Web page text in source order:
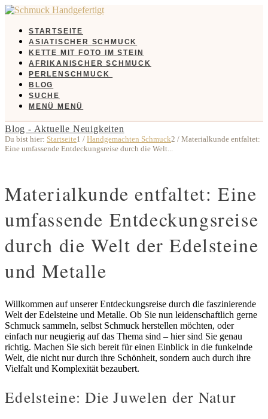
STARTSEITE
ASIATISCHER SCHMUCK
KETTE MIT FOTO IM STEIN
AFRIKANISCHER SCHMUCK
PERLENSCHMUCK
BLOG
SUCHE
MENÜ
MENÜ
Blog - Aktuelle Neuigkeiten
Du bist hier: Startseite1 / Handgemachten Schmuck2 / Materialkunde entfaltet:
Eine umfassende Entdeckungsreise durch die Welt...
Materialkunde entfaltet: Eine
umfassende Entdeckungsreise
durch die Welt der Edelsteine
und Metalle
Willkommen auf unserer Entdeckungsreise durch die faszinierende
Welt der Edelsteine und Metalle. Ob Sie nun leidenschaftlich gerne
Schmuck sammeln, selbst Schmuck herstellen möchten, oder
einfach nur neugierig auf das Thema sind – hier sind Sie genau
richtig. Machen Sie sich bereit für einen Einblick in die funkelnde
Welt, die nicht nur durch ihre Schönheit, sondern auch durch ihre
Vielfalt und Komplexität bezaubert.
Edelsteine: Die Juwelen der Natur